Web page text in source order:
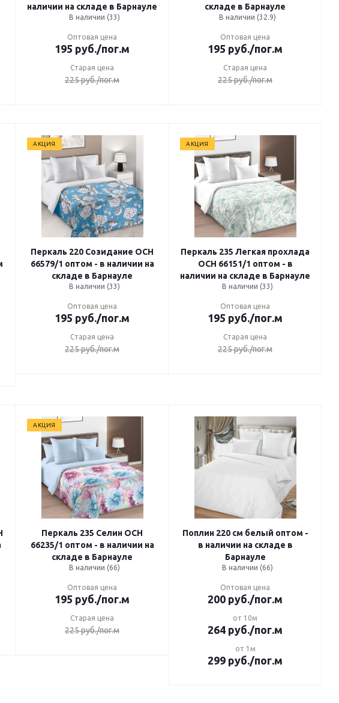
наличии на складе в Барнауле
В наличии (33)
Оптовая цена
195 руб./пог.м
Старая цена
225руб./пог.м
складе в Барнауле
В наличии (32.9)
Оптовая цена
195 руб./пог.м
Старая цена
225руб./пог.м
АКЦИЯ
Перкаль 220 Созидание ОСН
66579/1 оптом - в наличии на
складе в Барнауле
В наличии (33)
Оптовая цена
195 руб./пог.м
Старая цена
225руб./пог.м
АКЦИЯ
Перкаль 235 Легкая прохлада
ОСН 66151/1 оптом - в
наличии на складе в Барнауле
В наличии (33)
Оптовая цена
195 руб./пог.м
Старая цена
225руб./пог.м
АКЦИЯ
Перкаль 235 Селин ОСН
66235/1 оптом - в наличии на
складе в Барнауле
В наличии (66)
Оптовая цена
195 руб./пог.м
Старая цена
225руб./пог.м
Поплин 220 см белый оптом -
в наличии на складе в
Барнауле
В наличии (66)
Оптовая цена
200 руб./пог.м
от 10м
264 руб./пог.м
от 1м
299 руб./пог.м